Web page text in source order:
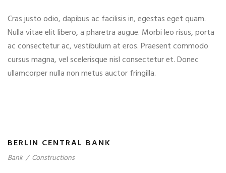
Cras justo odio, dapibus ac facilisis in, egestas eget quam.
Nulla vitae elit libero, a pharetra augue. Morbi leo risus, porta
ac consectetur ac, vestibulum at eros. Praesent commodo
cursus magna, vel scelerisque nisl consectetur et. Donec
ullamcorper nulla non metus auctor fringilla.
BERLIN CENTRAL BANK
Bank / Constructions